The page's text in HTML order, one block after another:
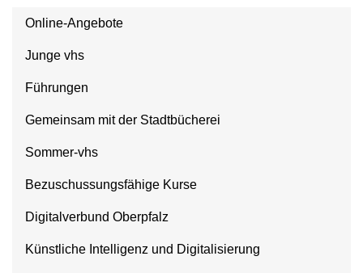
Online-Angebote
Junge vhs
Führungen
Gemeinsam mit der Stadtbücherei
Sommer-vhs
Bezuschussungsfähige Kurse
Digitalverbund Oberpfalz
Künstliche Intelligenz und Digitalisierung